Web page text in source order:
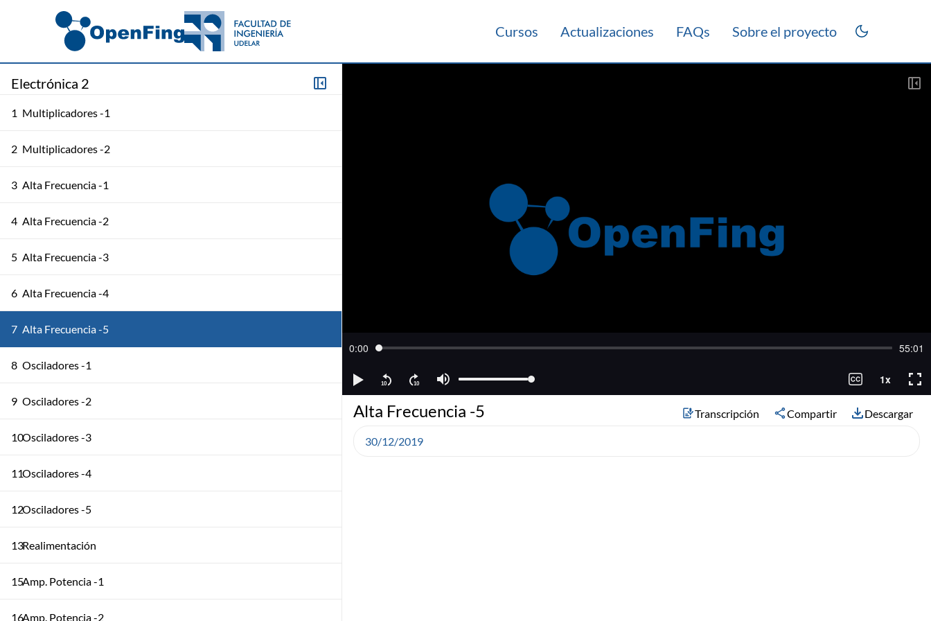
Cursos Actualizaciones FAQs Sobre el proyecto
Electrónica 2
1 Multiplicadores -1
2 Multiplicadores -2
3 Alta Frecuencia -1
4 Alta Frecuencia -2
5 Alta Frecuencia -3
6 Alta Frecuencia -4
7 Alta Frecuencia -5
8 Osciladores -1
9 Osciladores -2
10Osciladores -3
11Osciladores -4
12Osciladores -5
13Realimentación
15Amp. Potencia -1
16Amp. Potencia -2
Alta Frecuencia -5 Transcripción Compartir Descargar
30/12/2019